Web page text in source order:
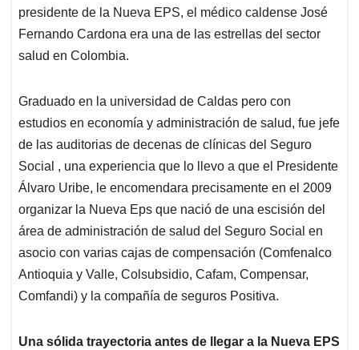
p
k
n
presidente de la Nueva EPS, el médico caldense José
Fernando Cardona era una de las estrellas del sector
salud en Colombia.
Graduado en la universidad de Caldas pero con
estudios en economía y administración de salud, fue jefe
de las auditorias de decenas de clínicas del Seguro
Social , una experiencia que lo llevo a que el Presidente
Álvaro Uribe, le encomendara precisamente en el 2009
organizar la Nueva Eps que nació de una escisión del
área de administración de salud del Seguro Social en
asocio con varias cajas de compensación (Comfenalco
Antioquia y Valle, Colsubsidio, Cafam, Compensar,
Comfandi) y la compañía de seguros Positiva.
Una sólida trayectoria antes de llegar a la Nueva EPS